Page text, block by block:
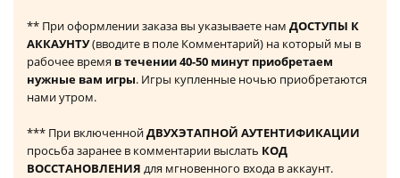
** При оформлении заказа вы указываете нам ДОСТУПЫ К
АККАУНТУ(вводите в поле Комментарий) на который мы в
рабочее время в течении 40-50 минут приобретаем
нужные вам игры. Игры купленные ночью приобретаются
нами утром.
*** При включеннойДВУХЭТАПНОЙ АУТЕНТИФИКАЦИИ
просьба заранее в комментарии выслать КОД
ВОССТАНОВЛЕНИЯ для мгновенного входа в аккаунт.